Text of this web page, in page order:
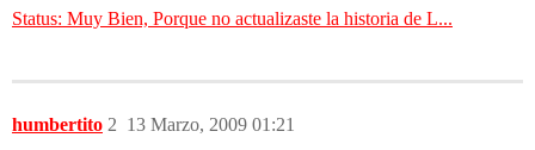
Status: Muy Bien, Porque no actualizaste la historia de L...
humbertito 13 Marzo, 2009 01:21
2